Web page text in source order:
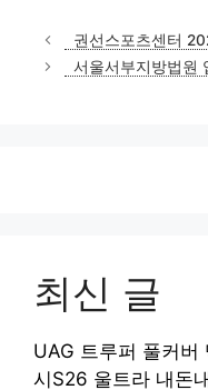
권선스포츠센터
서울서부지방법원
최신 글
UAG 트루퍼 풀커버
시S26 울트라 내돈